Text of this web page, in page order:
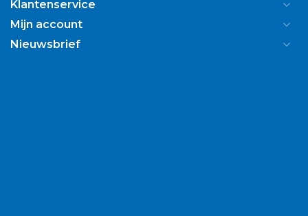
Klantenservice
Mijn account
Nieuwsbrief